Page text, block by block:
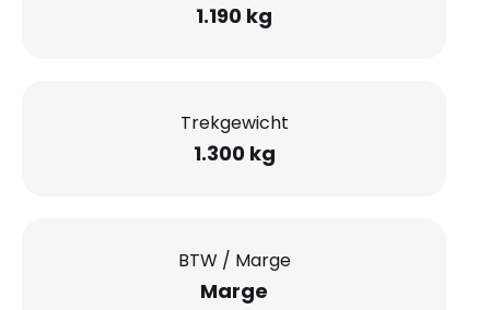
1.190 kg
Trekgewicht
1.300 kg
BTW / Marge
Marge